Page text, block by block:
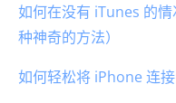
如何在没有 iTunes 的
种神奇的方法）
如何轻松将 iPhone 连